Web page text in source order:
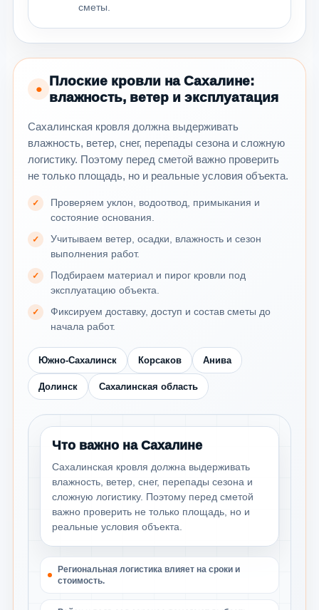
сметы.
●
Плоские кровли на Сахалине:
влажность, ветер и эксплуатация
Сахалинская кровля должна выдерживать
влажность, ветер, снег, перепады сезона и сложную
логистику. Поэтому перед сметой важно проверить
не только площадь, но и реальные условия объекта.
Проверяем уклон, водоотвод, примыкания и
состояние основания.
Учитываем ветер, осадки, влажность и сезон
выполнения работ.
Подбираем материал и пирог кровли под
эксплуатацию объекта.
Фиксируем доставку, доступ и состав сметы до
начала работ.
Южно-Сахалинск Корсаков Анива
Долинск Сахалинская область
Что важно на Сахалине
Сахалинская кровля должна выдерживать
влажность, ветер, снег, перепады сезона и
сложную логистику. Поэтому перед сметой
важно проверить не только площадь, но и
реальные условия объекта.
Региональная логистика влияет на сроки и
стоимость.